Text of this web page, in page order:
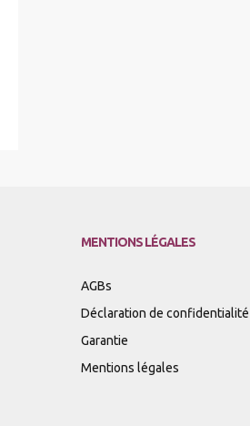
MENTIONS LÉGALES
AGBs
Déclaration de confidentialité
Garantie
Mentions légales